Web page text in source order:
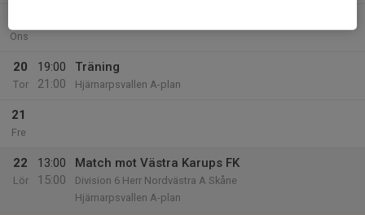
Ons
20
Tor
19:00
21:00
Träning
Hjärnarpsvallen A-plan
21
Fre
22
Lör
13:00
15:00
Match mot Västra Karups FK
Division 6 Herr Nordvästra A Skåne
Hjärnarpsvallen A-plan